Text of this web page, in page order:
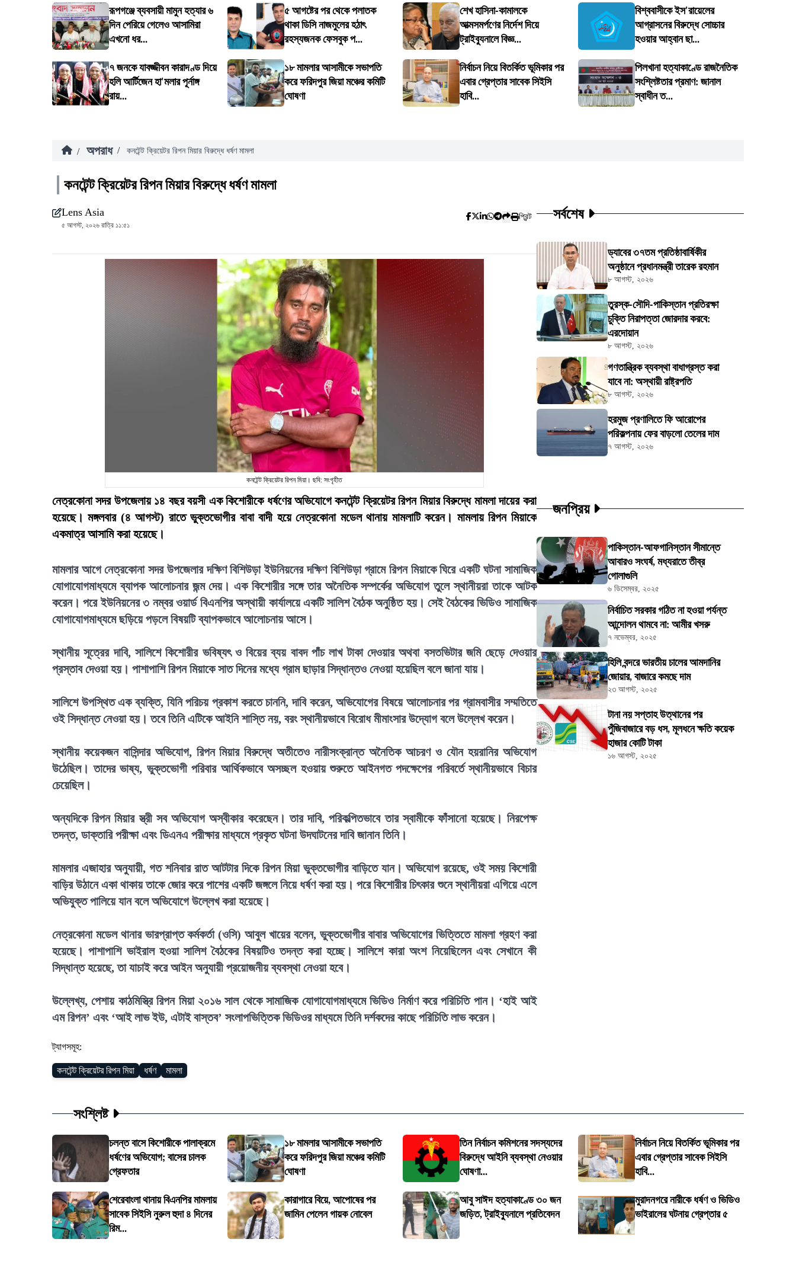
রূপগঞ্জে ব্যবসায়ী মামুন হত্যার ৬
দিন পেরিয়ে গেলেও আসামিরা
এখনো ধর...
৫ আগষ্টের পর থেকে পলাতক
থাকা ডিসি নাজমুলের হঠাৎ
রহস্যজনক ফেসবুক প...
শেখ হাসিনা-কামালকে
আত্মসমর্পণের নির্দেশ দিয়ে
ট্রাইব্যুনালে বিজ্ঞ...
বিশ্ববাসীকে ইস'রায়েলের
আগ্রাসনের বিরুদ্ধে সোচ্চার
হওয়ার আহ্বান ছা...
৭ জনকে যাবজ্জীবন কারাদণ্ড দিয়ে
হলি আর্টিজেন হা'মলার পূর্নাঙ্গ
রায়...
১৮ মামলার আসামীকে সভাপতি
করে ফরিদপুর জিয়া মঞ্চের কমিটি
ঘোষণা
নির্বাচন নিয়ে বিতর্কিত ভূমিকার পর
এবার গ্রেপ্তার সাবেক সিইসি
হাবি...
পিলখানা হত্যাকাণ্ডে রাজনৈতিক
সংশ্লিষ্টতার প্রমাণ: জানাল
স্বাধীন ত...
/ অপরাধ / কনটেন্ট ক্রিয়েটর রিপন মিয়ার বিরুদ্ধে ধর্ষণ মামলা
কনটেন্ট ক্রিয়েটর রিপন মিয়ার বিরুদ্ধে ধর্ষণ মামলা
Lens Asia
৫ আগস্ট, ২০২৬ রাত্রি ১১:৫১
প্রিন্ট
কনটেন্ট ক্রিয়েটর রিপন মিয়া। ছবি: সংগৃহীত
নেত্রকোনা সদর উপজেলায় ১৪ বছর বয়সী এক কিশোরীকে ধর্ষণের অভিযোগে কনটেন্ট ক্রিয়েটর রিপন মিয়ার বিরুদ্ধে মামলা দায়ের করা
হয়েছে। মঙ্গলবার (৪ আগস্ট) রাতে ভুক্তভোগীর বাবা বাদী হয়ে নেত্রকোনা মডেল থানায় মামলাটি করেন। মামলায় রিপন মিয়াকে
একমাত্র আসামি করা হয়েছে।
মামলার আগে নেত্রকোনা সদর উপজেলার দক্ষিণ বিশিউড়া ইউনিয়নের দক্ষিণ বিশিউড়া গ্রামে রিপন মিয়াকে ঘিরে একটি ঘটনা সামাজিক
যোগাযোগমাধ্যমে ব্যাপক আলোচনার জন্ম দেয়। এক কিশোরীর সঙ্গে তার অনৈতিক সম্পর্কের অভিযোগ তুলে স্থানীয়রা তাকে আটক
করেন। পরে ইউনিয়নের ৩ নম্বর ওয়ার্ড বিএনপির অস্থায়ী কার্যালয়ে একটি সালিশ বৈঠক অনুষ্ঠিত হয়। সেই বৈঠকের ভিডিও সামাজিক
যোগাযোগমাধ্যমে ছড়িয়ে পড়লে বিষয়টি ব্যাপকভাবে আলোচনায় আসে।
স্থানীয় সূত্রের দাবি, সালিশে কিশোরীর ভবিষ্যৎ ও বিয়ের ব্যয় বাবদ পাঁচ লাখ টাকা দেওয়ার অথবা বসতভিটার জমি ছেড়ে দেওয়ার
প্রস্তাব দেওয়া হয়। পাশাপাশি রিপন মিয়াকে সাত দিনের মধ্যে গ্রাম ছাড়ার সিদ্ধান্তও নেওয়া হয়েছিল বলে জানা যায়।
সালিশে উপস্থিত এক ব্যক্তি, যিনি পরিচয় প্রকাশ করতে চাননি, দাবি করেন, অভিযোগের বিষয়ে আলোচনার পর গ্রামবাসীর সম্মতিতে
ওই সিদ্ধান্ত নেওয়া হয়। তবে তিনি এটিকে আইনি শাস্তি নয়, বরং স্থানীয়ভাবে বিরোধ মীমাংসার উদ্যোগ বলে উল্লেখ করেন।
স্থানীয় কয়েকজন বাসিন্দার অভিযোগ, রিপন মিয়ার বিরুদ্ধে অতীতেও নারীসংক্রান্ত অনৈতিক আচরণ ও যৌন হয়রানির অভিযোগ
উঠেছিল। তাদের ভাষ্য, ভুক্তভোগী পরিবার আর্থিকভাবে অসচ্ছল হওয়ায় শুরুতে আইনগত পদক্ষেপের পরিবর্তে স্থানীয়ভাবে বিচার
চেয়েছিল।
অন্যদিকে রিপন মিয়ার স্ত্রী সব অভিযোগ অস্বীকার করেছেন। তার দাবি, পরিকল্পিতভাবে তার স্বামীকে ফাঁসানো হয়েছে। নিরপেক্ষ
তদন্ত, ডাক্তারি পরীক্ষা এবং ডিএনএ পরীক্ষার মাধ্যমে প্রকৃত ঘটনা উদঘাটনের দাবি জানান তিনি।
মামলার এজাহার অনুযায়ী, গত শনিবার রাত আটটার দিকে রিপন মিয়া ভুক্তভোগীর বাড়িতে যান। অভিযোগ রয়েছে, ওই সময় কিশোরী
বাড়ির উঠানে একা থাকায় তাকে জোর করে পাশের একটি জঙ্গলে নিয়ে ধর্ষণ করা হয়। পরে কিশোরীর চিৎকার শুনে স্থানীয়রা এগিয়ে এলে
অভিযুক্ত পালিয়ে যান বলে অভিযোগে উল্লেখ করা হয়েছে।
নেত্রকোনা মডেল থানার ভারপ্রাপ্ত কর্মকর্তা (ওসি) আবুল খায়ের বলেন, ভুক্তভোগীর বাবার অভিযোগের ভিত্তিতে মামলা গ্রহণ করা
হয়েছে। পাশাপাশি ভাইরাল হওয়া সালিশ বৈঠকের বিষয়টিও তদন্ত করা হচ্ছে। সালিশে কারা অংশ নিয়েছিলেন এবং সেখানে কী
সিদ্ধান্ত হয়েছে, তা যাচাই করে আইন অনুযায়ী প্রয়োজনীয় ব্যবস্থা নেওয়া হবে।
উল্লেখ্য, পেশায় কাঠমিস্ত্রি রিপন মিয়া ২০১৬ সাল থেকে সামাজিক যোগাযোগমাধ্যমে ভিডিও নির্মাণ করে পরিচিতি পান। ‘হাই আই
এম রিপন’ এবং ‘আই লাভ ইউ, এটাই বাস্তব’ সংলাপভিত্তিক ভিডিওর মাধ্যমে তিনি দর্শকদের কাছে পরিচিতি লাভ করেন।
ট্যাগসমূহ:
কনটেন্ট ক্রিয়েটর রিপন মিয়া ধর্ষণ মামলা
সর্বশেষ
ড্যাবের ৩৭তম প্রতিষ্ঠাবার্ষিকীর
অনুষ্ঠানে প্রধানমন্ত্রী তারেক রহমান
৮ আগস্ট, ২০২৬
তুরস্ক-সৌদি-পাকিস্তান প্রতিরক্ষা
চুক্তি নিরাপত্তা জোরদার করবে:
এরদোয়ান
৮ আগস্ট, ২০২৬
গণতান্ত্রিক ব্যবস্থা বাধাগ্রস্ত করা
যাবে না: অস্থায়ী রাষ্ট্রপতি
৮ আগস্ট, ২০২৬
হরমুজ প্রণালিতে ফি আরোপের
পরিকল্পনায় ফের বাড়লো তেলের দাম
৭ আগস্ট, ২০২৬
জনপ্রিয়
পাকিস্তান-আফগানিস্তান সীমান্তে
আবারও সংঘর্ষ, মধ্যরাতে তীব্র
গোলাগুলি
৬ ডিসেম্বর, ২০২৫
নির্বাচিত সরকার গঠিত না হওয়া পর্যন্ত
আন্দোলন থামবে না: আমীর খসরু
৭ নভেম্বর, ২০২৫
হিলি বন্দরে ভারতীয় চালের আমদানির
জোয়ার, বাজারে কমছে দাম
২৩ আগস্ট, ২০২৫
টানা নয় সপ্তাহ উত্থানের পর
পুঁজিবাজারে বড় ধস, মূলধনে ক্ষতি কয়েক
হাজার কোটি টাকা
১৬ আগস্ট, ২০২৫
সংশ্লিষ্ট
চলন্ত বাসে কিশোরীকে পালাক্রমে
ধর্ষণের অভিযোগ; বাসের চালক
গ্রেফতার
১৮ মামলার আসামীকে সভাপতি
করে ফরিদপুর জিয়া মঞ্চের কমিটি
ঘোষণা
তিন নির্বাচন কমিশনের সদস্যদের
বিরুদ্ধে আইনি ব্যবস্থা নেওয়ার
ঘোষণা...
নির্বাচন নিয়ে বিতর্কিত ভূমিকার পর
এবার গ্রেপ্তার সাবেক সিইসি
হাবি...
শেরেবাংলা থানায় বিএনপির মামলায়
সাবেক সিইসি নুরুল হুদা ৪ দিনের
রিম...
কারাগারে বিয়ে, আপোষের পর
জামিন পেলেন গায়ক নোবেল
আবু সাঈদ হত্যাকাণ্ডে ৩০ জন
জড়িত, ট্রাইব্যুনালে প্রতিবেদন
মুরাদনগরে নারীকে ধর্ষণ ও ভিডিও
ভাইরালের ঘটনায় গ্রেপ্তার ৫